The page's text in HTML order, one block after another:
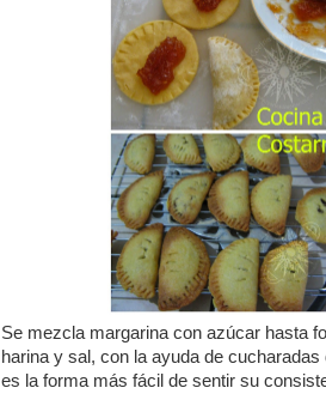
Se mezcla margarina con azúcar hasta
harina y sal, con la ayuda de
es la forma más fácil de sentir su